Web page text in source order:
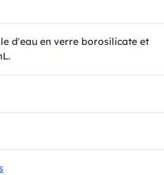
d'eau en verre borosilicate et